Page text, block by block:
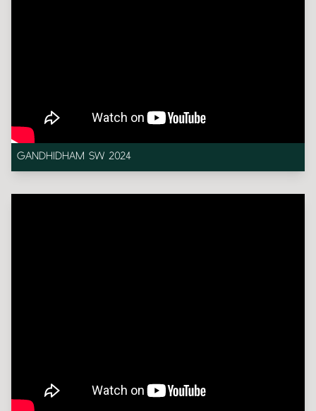
GANDHIDHAM SW 2024